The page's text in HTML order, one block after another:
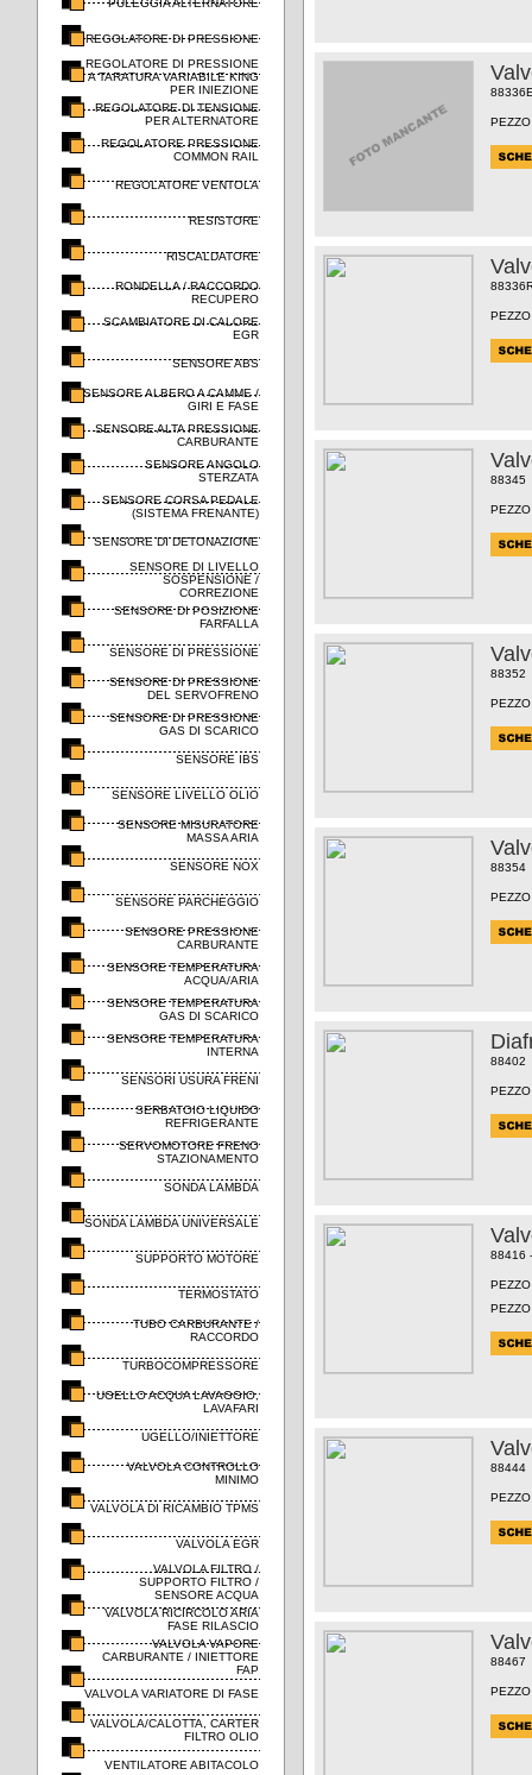
PULEGGIA ALTERNATORE
REGOLATORE DI PRESSIONE
REGOLATORE DI PRESSIONE
A TARATURA VARIABILE KING
PER INIEZIONE
REGOLATORE DI TENSIONE
PER ALTERNATORE
REGOLATORE PRESSIONE
COMMON RAIL
REGOLATORE VENTOLA
RESISTORE
RISCALDATORE
RONDELLA / RACCORDO
RECUPERO
SCAMBIATORE DI CALORE
EGR
SENSORE ABS
SENSORE ALBERO A CAMME /
GIRI E FASE
SENSORE ALTA PRESSIONE
CARBURANTE
SENSORE ANGOLO
STERZATA
SENSORE CORSA PEDALE
(SISTEMA FRENANTE)
SENSORE DI DETONAZIONE
SENSORE DI LIVELLO
SOSPENSIONE /
CORREZIONE
SENSORE DI POSIZIONE
FARFALLA
SENSORE DI PRESSIONE
SENSORE DI PRESSIONE
DEL SERVOFRENO
SENSORE DI PRESSIONE
GAS DI SCARICO
SENSORE IBS
SENSORE LIVELLO OLIO
SENSORE MISURATORE
MASSA ARIA
SENSORE NOX
SENSORE PARCHEGGIO
SENSORE PRESSIONE
CARBURANTE
SENSORE TEMPERATURA
ACQUA/ARIA
SENSORE TEMPERATURA
GAS DI SCARICO
SENSORE TEMPERATURA
INTERNA
SENSORI USURA FRENI
SERBATOIO LIQUIDO
REFRIGERANTE
SERVOMOTORE FRENO
STAZIONAMENTO
SONDA LAMBDA
SONDA LAMBDA UNIVERSALE
SUPPORTO MOTORE
TERMOSTATO
TUBO CARBURANTE /
RACCORDO
TURBOCOMPRESSORE
UGELLO ACQUA LAVAGGIO,
LAVAFARI
UGELLO/INIETTORE
VALVOLA CONTROLLO
MINIMO
VALVOLA DI RICAMBIO TPMS
VALVOLA EGR
VALVOLA FILTRO /
SUPPORTO FILTRO /
SENSORE ACQUA
VALVOLA RICIRCOLO ARIA
FASE RILASCIO
VALVOLA VAPORE
CARBURANTE / INIETTORE
FAP
VALVOLA VARIATORE DI FASE
VALVOLA/CALOTTA, CARTER
FILTRO OLIO
VENTILATORE ABITACOLO
88345
88352
88354
88402
88416
88444
88467